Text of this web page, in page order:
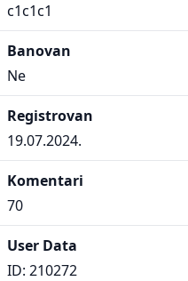
c1c1c1
Banovan
Ne
Registrovan
19.07.2024.
Komentari
70
User Data
ID: 210272